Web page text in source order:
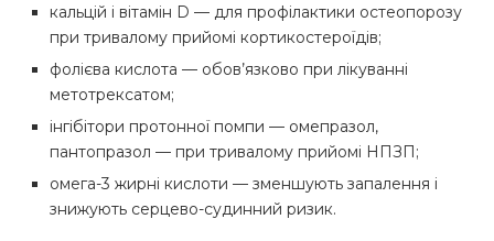
кальцій і вітамін D — для профілактики остеопорозу
при тривалому прийомі кортикостероїдів;
фолієва кислота — обов’язково при лікуванні
метотрексатом;
інгібітори протонної помпи — омепразол,
пантопразол — при тривалому прийомі НПЗП;
омега-3 жирні кислоти — зменшують запалення і
знижують серцево-судинний ризик.